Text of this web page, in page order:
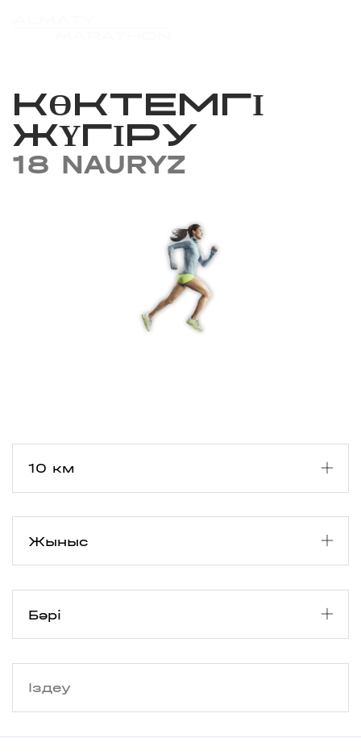
КӨКТЕМГІ
ЖҮГІРУ
18 NAURYZ